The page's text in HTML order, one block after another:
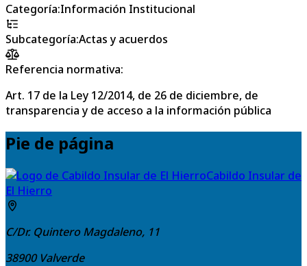
Categoría:Información Institucional
Subcategoría:Actas y acuerdos
Referencia normativa:
Art. 17 de la Ley 12/2014, de 26 de diciembre, de
transparencia y de acceso a la información pública
Pie de página
Cabildo Insular de
El Hierro
C/Dr. Quintero Magdaleno, 11
38900 Valverde